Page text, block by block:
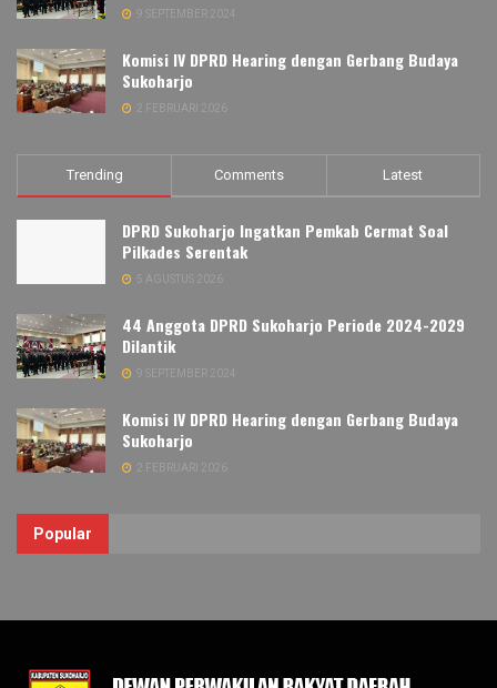
9 SEPTEMBER 2024
Komisi IV DPRD Hearing dengan Gerbang Budaya
Sukoharjo
2 FEBRUARI 2026
Trending Comments Latest
DPRD Sukoharjo Ingatkan Pemkab Cermat Soal
Pilkades Serentak
5 AGUSTUS 2026
44 Anggota DPRD Sukoharjo Periode 2024-2029
Dilantik
9 SEPTEMBER 2024
Komisi IV DPRD Hearing dengan Gerbang Budaya
Sukoharjo
2 FEBRUARI 2026
Popular